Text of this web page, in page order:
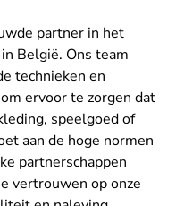
partner in het
België. Ons team
technieken en
ervoor te zorgen dat
speelgoed of
aan de hoge normen
partnerschappen
vertrouwen op onze